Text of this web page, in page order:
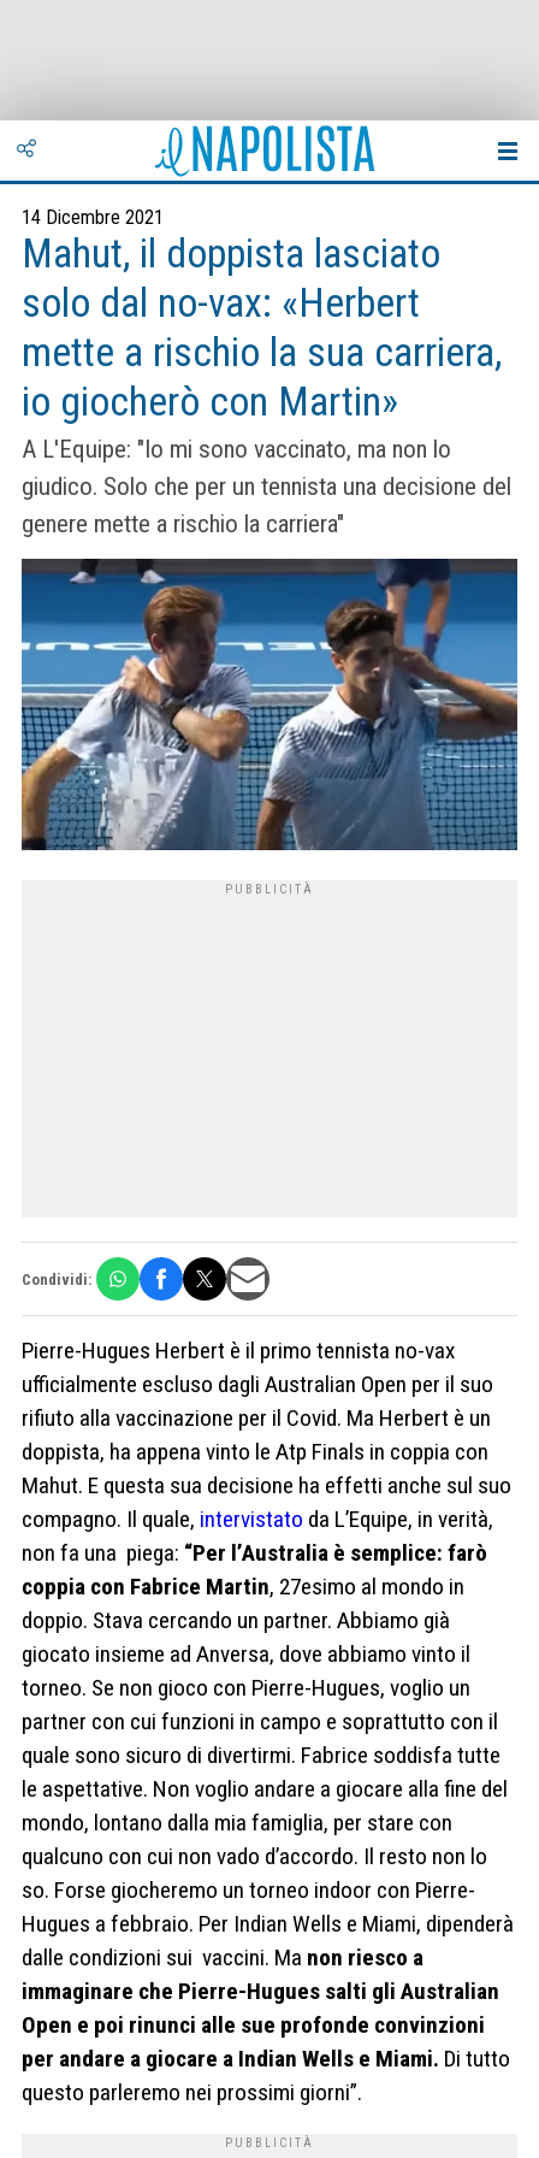
14 Dicembre 2021
Mahut, il doppista lasciato
solo dal no-vax: «Herbert
mette a rischio la sua carriera,
io giocherò con Martin»
A L'Equipe: "Io mi sono vaccinato, ma non lo
giudico. Solo che per un tennista una decisione del
genere mette a rischio la carriera"
Condividi:
Pierre-Hugues Herbert è il primo tennista no-vax
ufficialmente escluso dagli Australian Open per il suo
rifiuto alla vaccinazione per il Covid. Ma Herbert è un
doppista, ha appena vinto le Atp Finals in coppia con
Mahut. E questa sua decisione ha effetti anche sul suo
compagno. Il quale, intervistato da L’Equipe, in verità,
non fa una piega: “Per l’Australia è semplice: farò
coppia con Fabrice Martin, 27esimo al mondo in
doppio. Stava cercando un partner. Abbiamo già
giocato insieme ad Anversa, dove abbiamo vinto il
torneo. Se non gioco con Pierre-Hugues, voglio un
partner con cui funzioni in campo e soprattutto con il
quale sono sicuro di divertirmi. Fabrice soddisfa tutte
le aspettative. Non voglio andare a giocare alla fine del
mondo, lontano dalla mia famiglia, per stare con
qualcuno con cui non vado d’accordo. Il resto non lo
so. Forse giocheremo un torneo indoor con Pierre-
Hugues a febbraio. Per Indian Wells e Miami, dipenderà
dalle condizioni sui vaccini. Ma non riesco a
immaginare che Pierre-Hugues salti gli Australian
Open e poi rinunci alle sue profonde convinzioni
per andare a giocare a Indian Wells e Miami. Di tutto
questo parleremo nei prossimi giorni”.